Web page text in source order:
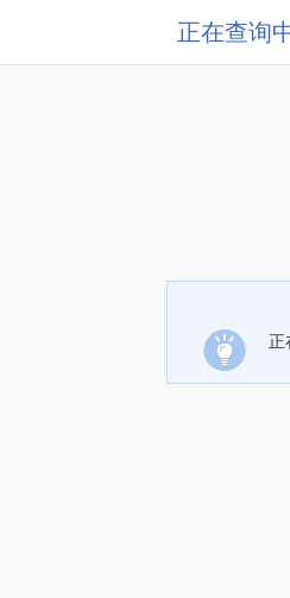
正在查询
正